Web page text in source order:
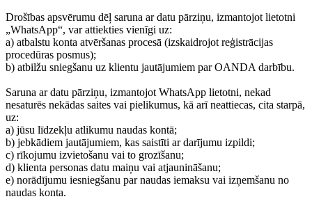
Drošības apsvērumu dēļ saruna ar datu pārziņu, izmantojot lietotni
„WhatsApp“, var attiekties vienīgi uz:
a) atbalstu konta atvēršanas procesā (izskaidrojot reģistrācijas
procedūras posmus);
b) atbilžu sniegšanu uz klientu jautājumiem par OANDA darbību.
Saruna ar datu pārziņu, izmantojot WhatsApp lietotni, nekad
nesaturēs nekādas saites vai pielikumus, kā arī neattiecas, cita starpā,
uz:
a) jūsu līdzekļu atlikumu naudas kontā;
b) jebkādiem jautājumiem, kas saistīti ar darījumu izpildi;
c) rīkojumu izvietošanu vai to grozīšanu;
d) klienta personas datu maiņu vai atjaunināšanu;
e) norādījumu iesniegšanu par naudas iemaksu vai izņemšanu no
naudas konta.